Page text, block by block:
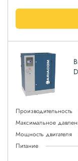
Производительность
Максимальное
Мощность двигателя
Питание